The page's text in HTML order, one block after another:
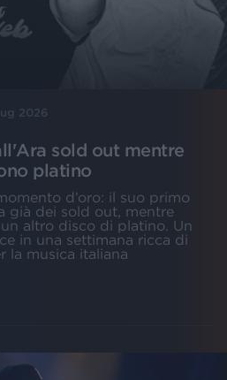
2026
sold out mentre
platino
d’oro: il suo primo
già dei sold out, mentre
altro disco di platino. Un
in una settimana ricca di
la musica italiana